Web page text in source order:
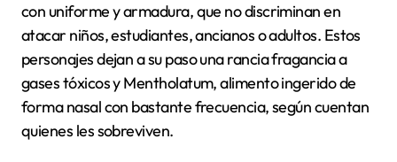
con uniforme y armadura, que no discriminan en
atacar niños, estudiantes, ancianos o adultos. Estos
personajes dejan a su paso una rancia fragancia a
gases tóxicos y Mentholatum, alimento ingerido de
forma nasal con bastante frecuencia, según cuentan
quienes les sobreviven.